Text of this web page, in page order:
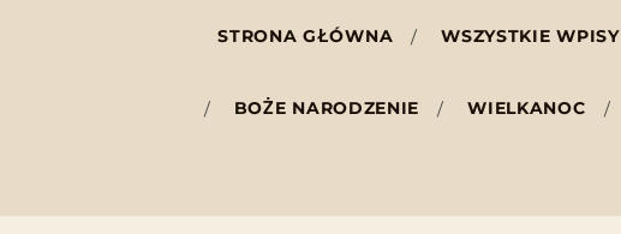
STRONA GŁÓWNA WSZYSTKIE WPISY
BOŻE NARODZENIE WIELKANOC